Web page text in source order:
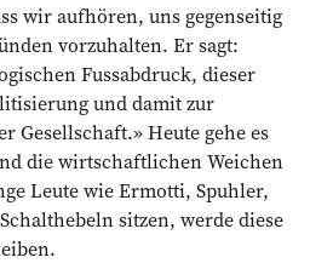
wir aufhören, uns gegenseitig
vorzuhalten. Er sagt:
Fussabdruck, dieser
und damit zur
Gesellschaft.» Heute gehe es
die wirtschaftlichen Weichen
Leute wie Ermotti, Spuhler,
sitzen, werde diese